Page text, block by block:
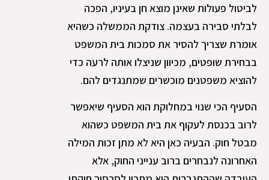
לביטול פעולות שאינן מוצא חן בעיניו, הפכה
לבלתי סבירה בעצמה. צודקת הממשלה כשהיא
אומרת שצריך להסיר את סמכות בית המשפט
בבחירת שופטים, מכיוון שניצלו אותה לרעה כדי
להוציא משפטנים מוכשרים שמתנגדים להם.
הסעיף הכי שנוי במחלוקת הוא הסעיף שיאפשר
לרוב בכנסת לעקוף את בית המשפט כשהוא
מבטל חוק. הבעיה כאן היא לא מתן זכות המילה
האחרונה לנבחרים ברוב ענייני החוק, אלא